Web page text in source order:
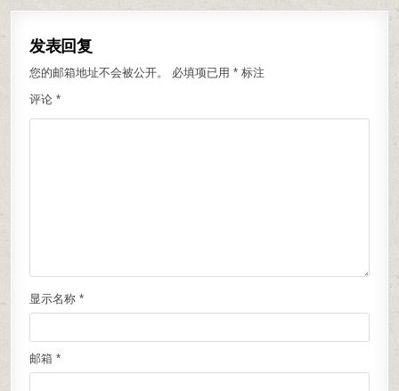
发表回复
您的邮箱地址不会被公开。 必填项已用* 标注
评论*
显示名称*
邮箱*